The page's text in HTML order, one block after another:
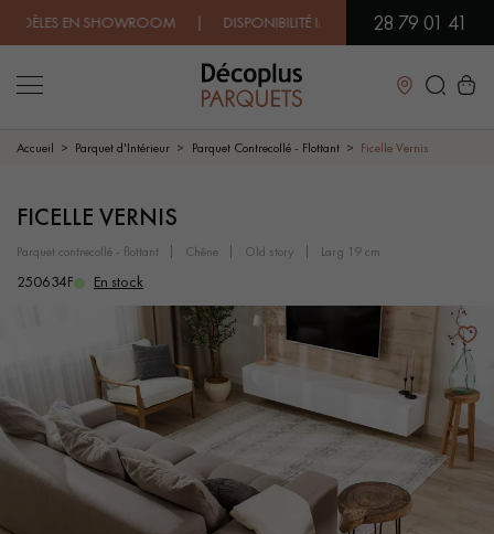
EN SHOWROOM | DISPONIBILITÉ IMMÉDIATE | EXPÉDITION
28 79 01 41
Fermer
LES RECHERCHES LES PLUS COURANTES
PARQUET MASSIF
SOL PLAQUÉ BOIS VERITABLES
PARQUETS À MOTIFS
TRADITIONNELS
PARQUET EN BOIS EXOTIQUE PARQUET VERNIS
PARQUET HUILÉ PARQUET EN BOIS BRUT
PARQUET VIEILLI PARQUET EN CHÊNE FUMÉ
Accueil Parquet d'Intérieur Parquet Contrecollé - Flottant Ficelle Vernis
FICELLE VERNIS
parquet contrecollé - flottant chêne old story larg 19 cm
250634F En stock